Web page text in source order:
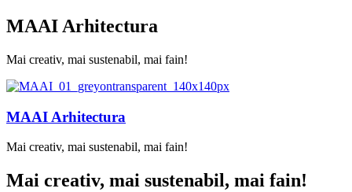
MAAI Arhitectura
Mai creativ, mai sustenabil, mai fain!
MAAI Arhitectura
Mai creativ, mai sustenabil, mai fain!
Mai creativ, mai sustenabil, mai fain!